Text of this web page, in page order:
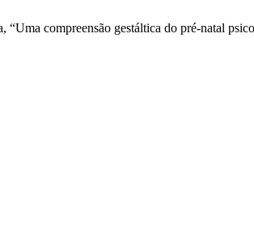
“Uma compreensão gestáltica do pré-natal